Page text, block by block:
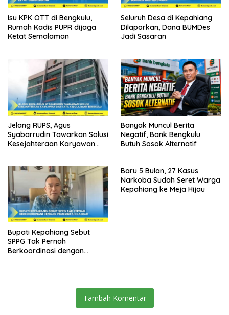
Isu KPK OTT di Bengkulu,
Rumah Kadis PUPR dijaga
Ketat Semalaman
Seluruh Desa di Kepahiang
Dilaporkan, Dana BUMDes
Jadi Sasaran
Jelang RUPS, Agus
Syabarrudin Tawarkan Solusi
Kesejahteraan Karyawan
Banyak Muncul Berita
Negatif, Bank Bengkulu
Butuh Sosok Alternatif
Bupati Kepahiang Sebut
SPPG Tak Pernah
Berkoordinasi dengan
Baru 5 Bulan, 27 Kasus
Narkoba Sudah Seret Warga
Kepahiang ke Meja Hijau
Tambah Komentar